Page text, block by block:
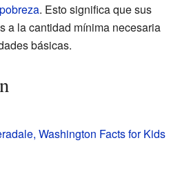
. Esto significa que sus
a la cantidad mínima necesaria
básicas.
Washington Facts for Kids